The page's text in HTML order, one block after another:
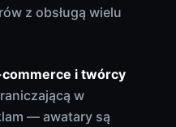
z obsługą wielu
i twórcy
w
— awatary są